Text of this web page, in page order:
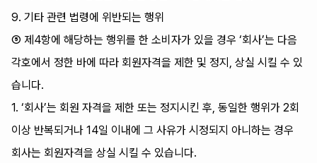
9. 기타 관련 법령에 위반되는 행위
⑤ 제4항에 해당하는 행위를 한 소비자가 있을 경우 ‘회사’는 다음
각호에서 정한 바에 따라 회원자격을 제한 및 정지, 상실 시킬 수 있
습니다.
1. ‘회사’는 회원 자격을 제한 또는 정지시킨 후, 동일한 행위가 2회
이상 반복되거나 14일 이내에 그 사유가 시정되지 아니하는 경우
회사는 회원자격을 상실 시킬 수 있습니다.